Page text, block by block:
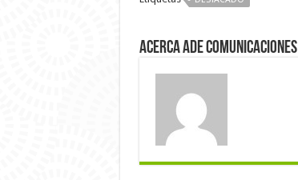
Acerca Ade Comunicaciones